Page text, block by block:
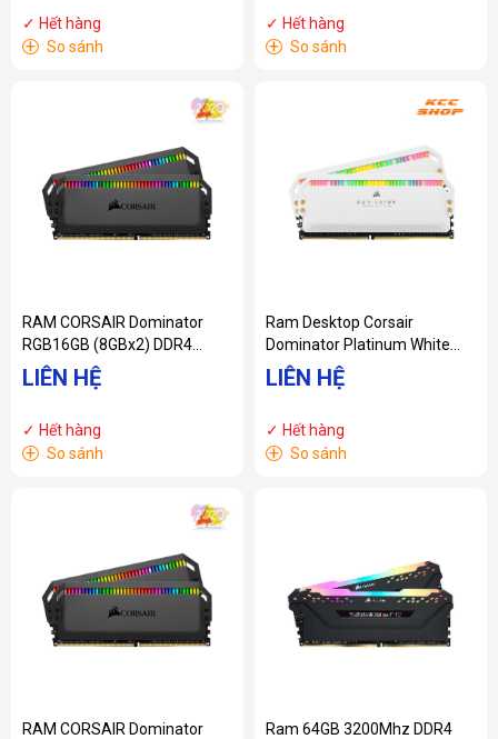
✓ Hết hàng
+ So sánh
✓ Hết hàng
+ So sánh
RAM CORSAIR Dominator
RGB16GB (8GBx2) DDR4
3000MHz
CMT16GX4M2C3000C15
LIÊN HỆ
✓ Hết hàng
+ So sánh
Ram Desktop Corsair
Dominator Platinum White
RGB
(CMT32GX4M2C3200C16W)
LIÊN HỆ
✓ Hết hàng
+ So sánh
RAM CORSAIR Dominator
Ram 64GB 3200Mhz DDR4